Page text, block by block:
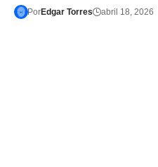
PorEdgar Torres abril 18, 2026